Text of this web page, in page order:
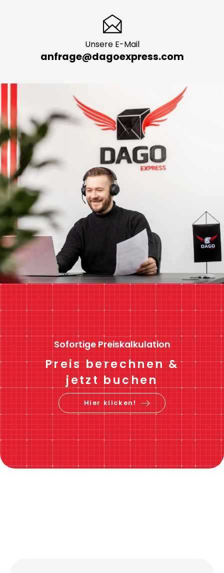
Unsere E-Mail
anfrage@dagoexpress.com
Sofortige Preiskalkulation
Preis berechnen &
jetzt buchen
Hier klicken!